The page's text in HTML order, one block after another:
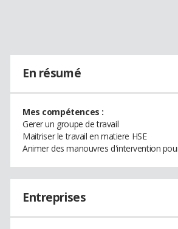
En résumé
Mes compétences :
Gerer un groupe de travail
Maitriser le travail en matiere HSE
Animer des manouvres d'intervention
Entreprises